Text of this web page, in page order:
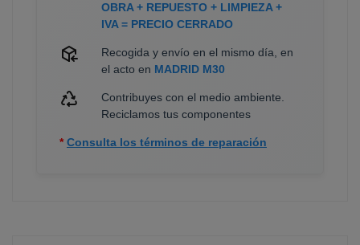
OBRA + REPUESTO + LIMPIEZA +
IVA = PRECIO CERRADO
Recogida y envío en el mismo día, en
el acto en MADRID M30
Contribuyes con el medio ambiente.
Reciclamos tus componentes
* Consulta los términos de reparación